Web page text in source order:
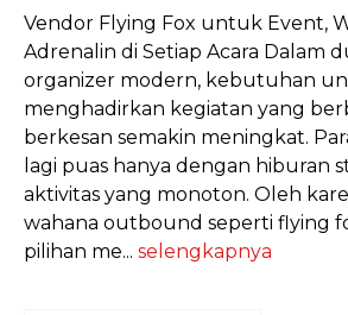
Vendor Flying Fox untuk Event,
Adrenalin di Setiap Acara Dalam
organizer modern, kebutuhan
menghadirkan kegiatan yang
berkesan semakin meningkat.
lagi puas hanya dengan hiburan
aktivitas yang monoton. Oleh
wahana outbound seperti flying
pilihan me... selengkapnya